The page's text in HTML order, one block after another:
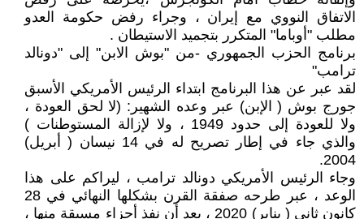
الاتفاق النووي مع إيران ، وجراء رفض حكومة العدو
مطلب "أوباما" المتكرر بتجميد الاستيطان .
برنامج الحزب الجمهوري -من "بوش الابن" إلى "دونالد
ترامب"
لقد عبر عن هذا البرنامج ابتداء الرئيس الأمريكي الأسبق
جورج بوش ( الإبن) عبر وعده الشهير: (لا لحق العودة ،
ولا للعودة إلى حدود 1949 ، ولا لإزالة المستوطنات )
والذي جاء في إطار تصريح له في 14 نيسان ( أبريل)
2004.
وجاء الرئيس الأمريكي دونالد ترامب ، ليراكم على هذا
الوعد ، عبر طرحه صفقة القرن بشكلها النهائي في 28
كانون ثاني ( يناير) 2020 ، بعد أن نفذ أجزاء مسبقة منها ،